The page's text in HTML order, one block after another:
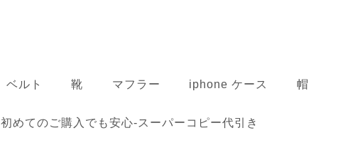
ベルト 靴 マフラー iphone ケース 帽
初めてのご購入でも安心-スーパーコピー代引き